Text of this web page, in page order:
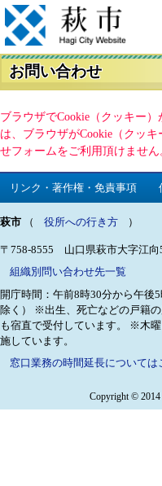
お問い合わせ
ブラウザでCookie（クッキー
は、ブラウザがCookie（クッ
せフォームをご利用頂けません
リンク・著作権・免責事項
萩市 （ 役所への行き方 ）
〒758-8555 山口県萩市大字江向
組織別問い合わせ先一覧
開庁時間：午前8時30分から午後
除く）
※出生、死亡などの戸籍
も宿直で受付しています。
※木曜
施しています。
窓口業務の時間延長については
Copyright © 2014